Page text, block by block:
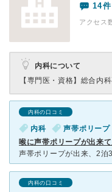
14件
アクセス
内科について
【専門医・資格】 総合内
内科の口コミ
内科 声帯ポリープ
喉に声帯ポリープが出来
内科の口コミ